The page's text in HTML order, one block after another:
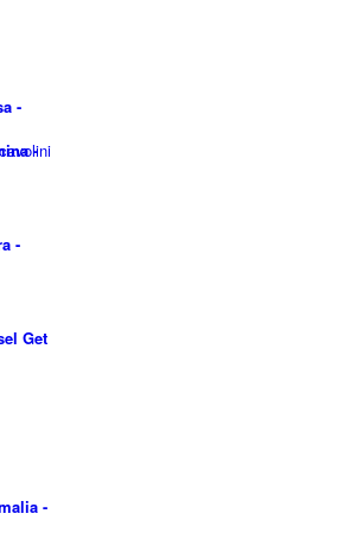
-
-
-
Get
-